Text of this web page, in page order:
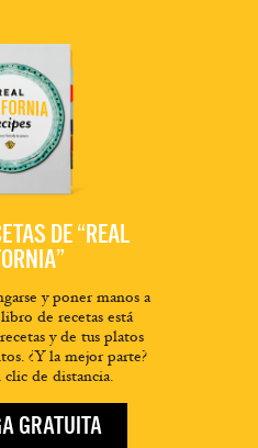
DE “REAL
y poner manos a
de recetas está
y de tus platos
¿Y la mejor parte?
clic de distancia.
GRATUITA